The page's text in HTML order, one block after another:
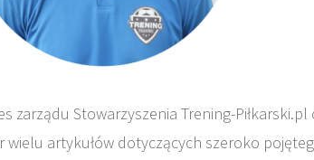
zarządu Stowarzyszenia Trening-
wielu artykułów dotyczących szeroko